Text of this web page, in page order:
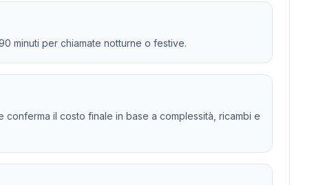
minuti per chiamate notturne o festive.
il costo finale in base a complessità, ricambi e